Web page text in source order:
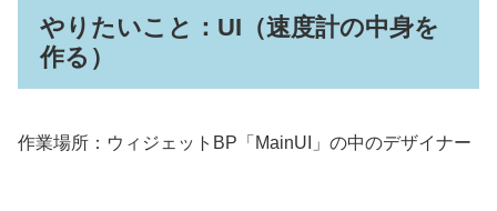
やりたいこと：UI（速度計の中身を
作る）
作業場所：ウィジェットBP「MainUI」の中のデザイナー